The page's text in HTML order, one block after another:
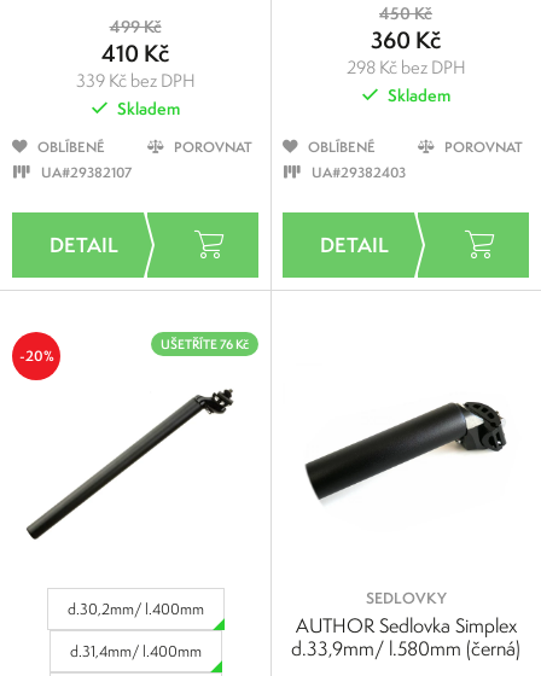
499 Kč
410 Kč
339 Kč bez DPH
Skladem
OBLÍBENÉ
POROVNAT
UA#29382107
450 Kč
360 Kč
298 Kč bez DPH
Skladem
OBLÍBENÉ
POROVNAT
UA#29382403
-20%
UŠETŘÍTE 76 Kč
d.30,2mm/ l.400mm
d.31,4mm/ l.400mm
SEDLOVKY
AUTHOR Sedlovka Simplex
d.33,9mm/ l.580mm (černá)